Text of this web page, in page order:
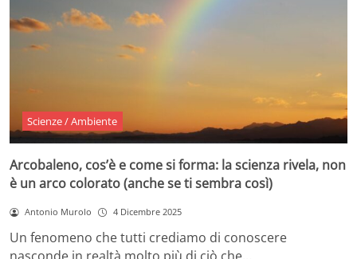
Scienze / Ambiente
Arcobaleno, cos’è e come si forma: la scienza rivela, non
è un arco colorato (anche se ti sembra così)
Antonio Murolo 4 Dicembre 2025
Un fenomeno che tutti crediamo di conoscere